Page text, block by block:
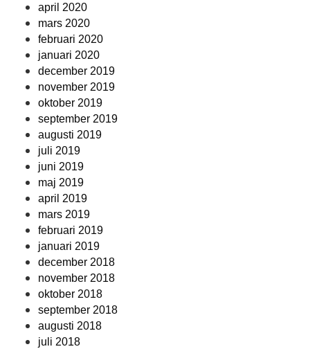
april 2020
mars 2020
februari 2020
januari 2020
december 2019
november 2019
oktober 2019
september 2019
augusti 2019
juli 2019
juni 2019
maj 2019
april 2019
mars 2019
februari 2019
januari 2019
december 2018
november 2018
oktober 2018
september 2018
augusti 2018
juli 2018